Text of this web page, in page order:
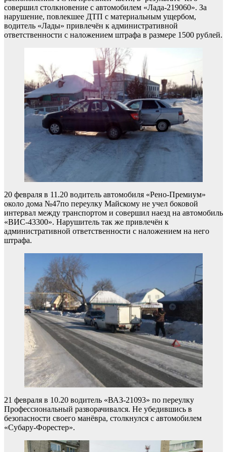
совершил столкновение с автомобилем «Лада-219060». За
нарушение, повлекшее ДТП с материальным ущербом,
водитель «Лады» привлечён к административной
ответственности с наложением штрафа в размере 1500 рублей.
20 февраля в 11.20 водитель автомобиля «Рено-Премиум»
около дома №47по переулку Майскому не учел боковой
интервал между транспортом и совершил наезд на автомобиль
«ВИС-43300». Нарушитель так же привлечён к
административной ответственности с наложением на него
штрафа.
21 февраля в 10.20 водитель «ВАЗ-21093» по переулку
Профессиональный разворачивался. Не убедившись в
безопасности своего манёвра, столкнулся с автомобилем
«Субару-Форестер».